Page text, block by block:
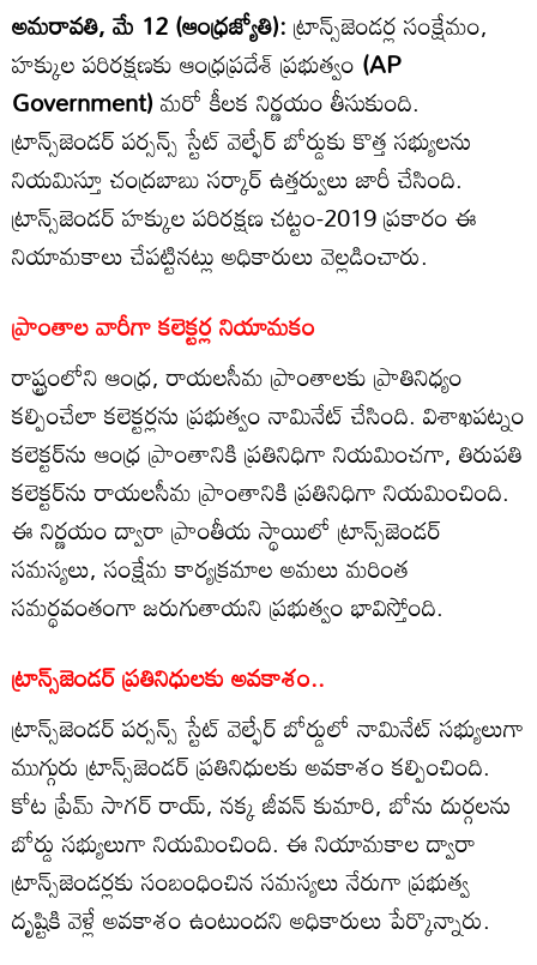
అమరావతి, మే 12 (ఆంధ్రజ్యోతి):ట్రాన్స్‌జెండర్ల సంక్షేమం,
హక్కుల పరిరక్షణకు ఆంధ్రప్రదేశ్ ప్రభుత్వం (AP
Government)మరో కీలక నిర్ణయం తీసుకుంది.
ట్రాన్స్‌జెండర్ పర్సన్స్ స్టేట్ వెల్ఫేర్ బోర్డుకు కొత్త సభ్యులను
నియమిస్తూ చంద్రబాబు సర్కార్ ఉత్తర్వులు జారీ చేసింది.
ట్రాన్స్‌జెండర్ హక్కుల పరిరక్షణ చట్టం-2019 ప్రకారం ఈ
నియామకాలు చేపట్టినట్లు అధికారులు వెల్లడించారు.
ప్రాంతాల వారీగా కలెక్టర్ల నియామకం
రాష్ట్రంలోని ఆంధ్ర, రాయలసీమ ప్రాంతాలకు ప్రాతినిధ్యం
కల్పించేలా కలెక్టర్లను ప్రభుత్వం నామినేట్ చేసింది. విశాఖపట్నం
కలెక్టర్‌ను ఆంధ్ర ప్రాంతానికి ప్రతినిధిగా నియమించగా, తిరుపతి
కలెక్టర్‌ను రాయలసీమ ప్రాంతానికి ప్రతినిధిగా నియమించింది.
ఈ నిర్ణయం ద్వారా ప్రాంతీయ స్థాయిలో ట్రాన్స్‌జెండర్
సమస్యలు, సంక్షేమ కార్యక్రమాల అమలు మరింత
సమర్థవంతంగా జరుగుతాయని ప్రభుత్వం భావిస్తోంది.
ట్రాన్స్‌జెండర్ ప్రతినిధులకు అవకాశం..
ట్రాన్స్‌జెండర్ పర్సన్స్ స్టేట్ వెల్ఫేర్ బోర్డులో నామినేట్ సభ్యులుగా
ముగ్గురు ట్రాన్స్‌జెండర్ ప్రతినిధులకు అవకాశం కల్పించింది.
కోట ప్రేమ్ సాగర్ రాయ్, నక్క జీవన్ కుమారి, బోను దుర్గలను
బోర్డు సభ్యులుగా నియమించింది. ఈ నియామకాల ద్వారా
ట్రాన్స్‌జెండర్లకు సంబంధించిన సమస్యలు నేరుగా ప్రభుత్వ
దృష్టికి వెళ్లే అవకాశం ఉంటుందని అధికారులు పేర్కొన్నారు.